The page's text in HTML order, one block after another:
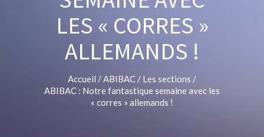
LES « CORRES »
ALLEMANDS !
Accueil /ABIBAC / Les sections /
ABIBAC : Notre fantastique semaine avec les
« corres » allemands !